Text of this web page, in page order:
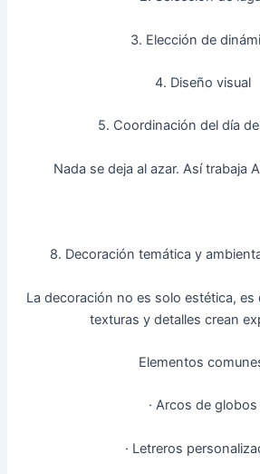
3. Elección de
4. Diseño visual
5. Coordinación del día
Nada se deja al azar. Así trabaja
8. Decoración temática y
La decoración no es solo estética, es
texturas y detalles crean
Elementos
· Arcos de globos
· Letreros